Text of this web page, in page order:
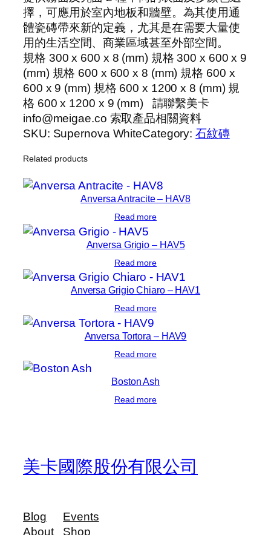
擇，可應用於室內地板和牆壁。為其使用通
體瓷磚帶來新的定義，尤其是在需要大量使
用的生活空間、商業區域甚至外部空間。
規格 300 x 600 x 8 (mm) 規格 300 x 600 x 9
(mm) 規格 600 x 600 x 8 (mm) 規格 600 x
600 x 9 (mm) 規格 600 x 1200 x 8 (mm) 規
格 600 x 1200 x 9 (mm) 請聯繫美卡
info@meigae.co 索取產品相關資料
SKU: Supernova WhiteCategory:石紋磚
Related products
Anversa Antracite – HAV8
Read more
Anversa Grigio – HAV5
Read more
Anversa Grigio Chiaro – HAV1
Read more
Anversa Tortora – HAV9
Read more
Boston Ash
Read more
美卡國際股份有限公司
Blog
About
Events
Shop